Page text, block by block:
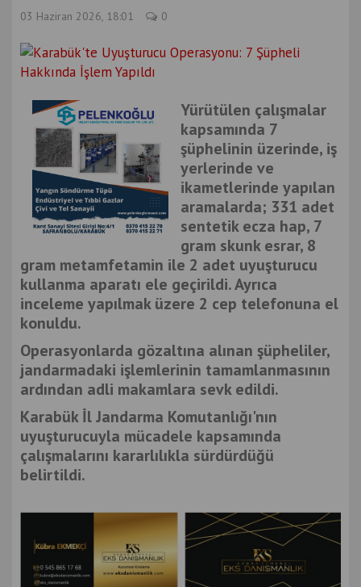
03 Haziran 2026, 18:01 0
Yürütülen çalışmalar
kapsamında 7
şüphelinin üzerinde, iş
yerlerinde ve
ikametlerinde yapılan
aramalarda; 331 adet
sentetik ecza hap, 7
gram skunk esrar, 8
gram metamfetamin ile 2 adet uyuşturucu
kullanma aparatı ele geçirildi. Ayrıca
inceleme yapılmak üzere 2 cep telefonuna el
konuldu.
Operasyonlarda gözaltına alınan şüpheliler,
jandarmadaki işlemlerinin tamamlanmasının
ardından adli makamlara sevk edildi.
Karabük İl Jandarma Komutanlığı'nın
uyuşturucuyla mücadele kapsamında
çalışmalarını kararlılıkla sürdürdüğü
belirtildi.